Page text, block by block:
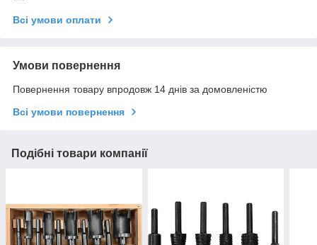
Всі умови оплати
Умови повернення
Повернення товару впродовж 14 днів за домовленістю
Всі умови повернення
Подібні товари компанії